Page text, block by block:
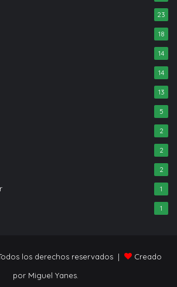
23
18
14
14
13
5
2
2
2
1
1
los derechos reservados |
Creado
por Miguel Yanes.